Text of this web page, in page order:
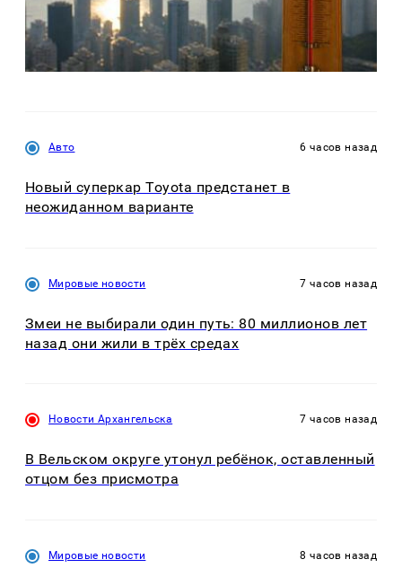
Авто 6 часов назад
Новый суперкар Toyota предстанет в
неожиданном варианте
Мировые новости 7 часов назад
Змеи не выбирали один путь: 80 миллионов лет
назад они жили в трёх средах
Новости Архангельска 7 часов назад
В Вельском округе утонул ребёнок, оставленный
отцом без присмотра
Мировые новости 8 часов назад